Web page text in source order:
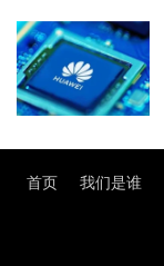
首页 我们是谁